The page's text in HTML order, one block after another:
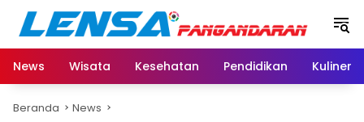
Langsung
konten
News
Wisata Kesehatan Pendidikan Kuliner
Beranda News